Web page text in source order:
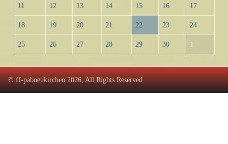
11 12 13 14 15 16 17
18 19 20 21 22 23 24
25 26 27 28 29 30 1
© ff-pabneukirchen 2026, All Rights Reserved